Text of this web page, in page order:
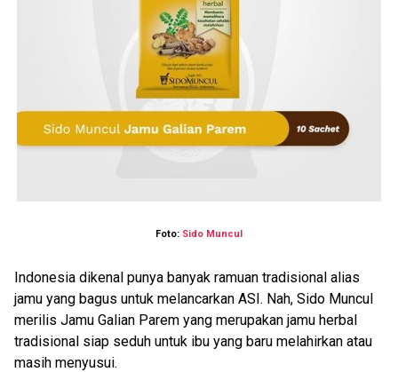
Foto: Sido Muncul
Indonesia dikenal punya banyak ramuan tradisional alias
jamu yang bagus untuk melancarkan ASI. Nah, Sido Muncul
merilis Jamu Galian Parem yang merupakan jamu herbal
tradisional siap seduh untuk ibu yang baru melahirkan atau
masih menyusui.